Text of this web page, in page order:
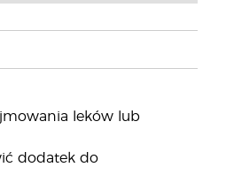
leków lub
dodatek do